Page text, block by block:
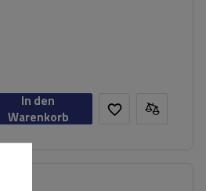
In den
Warenkorb